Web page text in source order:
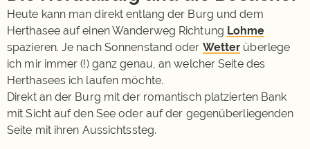
Heute kann man direkt entlang der Burg und dem
Herthasee auf einen Wanderweg Richtung Lohme
spazieren. Je nach Sonnenstand oder Wetter überlege
ich mir immer (!) ganz genau, an welcher Seite des
Herthasees ich laufen möchte.
Direkt an der Burg mit der romantisch platzierten Bank
mit Sicht auf den See oder auf der gegenüberliegenden
Seite mit ihren Aussichtssteg.